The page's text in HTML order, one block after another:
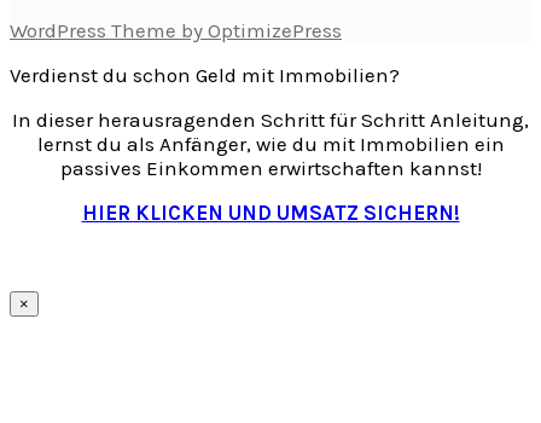
WordPress Theme by OptimizePress
Verdienst du schon Geld mit Immobilien?
In dieser herausragenden Schritt für Schritt Anleitung,
lernst du als Anfänger, wie du mit Immobilien ein
passives Einkommen erwirtschaften kannst!
HIER KLICKEN UND UMSATZ SICHERN!
×